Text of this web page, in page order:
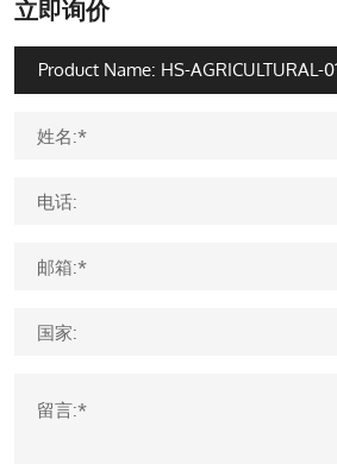
立即询价
姓名:*
电话:
邮箱:*
国家:
留言:*